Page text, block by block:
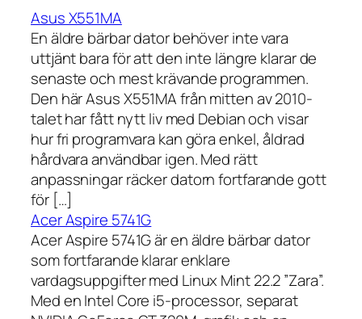
Asus X551MA
En äldre bärbar dator behöver inte vara
uttjänt bara för att den inte längre klarar de
senaste och mest krävande programmen.
Den här Asus X551MA från mitten av 2010-
talet har fått nytt liv med Debian och visar
hur fri programvara kan göra enkel, åldrad
hårdvara användbar igen. Med rätt
anpassningar räcker datorn fortfarande gott
för […]
Acer Aspire 5741G
Acer Aspire 5741G är en äldre bärbar dator
som fortfarande klarar enklare
vardagsuppgifter med Linux Mint 22.2 ”Zara”.
Med en Intel Core i5-processor, separat